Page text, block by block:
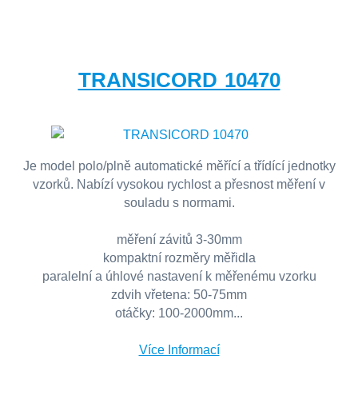
TRANSICORD 10470
Je model polo/plně automatické měřící a třídící jednotky
vzorků. Nabízí vysokou rychlost a přesnost měření v
souladu s normami.
měření závitů 3-30mm
kompaktní rozměry měřidla
paralelní a úhlové nastavení k měřenému vzorku
zdvih vřetena: 50-75mm
otáčky: 100-2000mm...
Více Informací